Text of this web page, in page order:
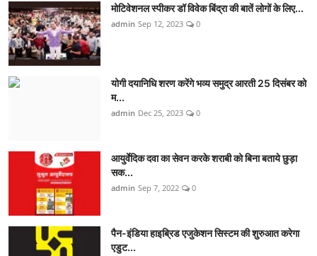
मोटिवेशनल स्पीकर डॉ विवेक बिंद्रा की बातें लोगों के लिए...
admin Sep 12, 2023 0
योगी दयानिधि शरण करेंगे भव्य समुद्र आरती 25 दिसंबर को
म...
admin Dec 25, 2023 0
आयुर्वेदिक दवा का सेवन करके शराबी को बिना बताये छुड़ा
सक...
admin Sep 7, 2022 0
पैन-इंडिया हाइब्रिड एजुकेशन सिस्टम की शुरुआत करेगा
एडुट...